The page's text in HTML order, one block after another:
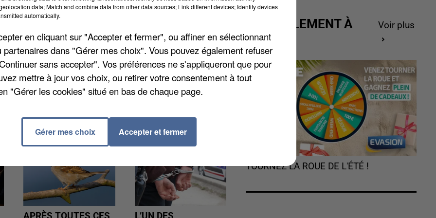
en cause sont placés sous contrôle judiciaire et un
d’une fête de village à pied sur la
avait pris la fuite avec sa passagère. Le corps
ACTUELLEMENT À
GAGNER
Voir plus
TOURNEZ LA ROUE DE L'ÉTÉ !
data; Match and combine data from other data sources; Link different devices; Identify devices
automatically.
en cliquant sur "Accepter et fermer", ou affiner en sélectionnant
partenaires dans "Gérer mes choix". Vous pouvez également refuser
sans accepter". Vos préférences ne s'appliqueront que pour
mettre à jour vos choix, ou retirer votre consentement à tout
"Gérer les cookies" situé en bas de chaque page.
Gérer mes choix Accepter et fermer